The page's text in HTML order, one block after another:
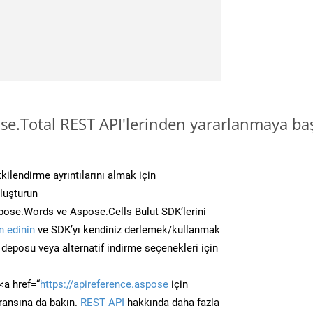
REST API'lerinden yararlanmaya
ayrıntılarını almak için
ve Aspose.Cells Bulut SDK’lerini
edinin ve SDK’yı kendiniz derlemek/kullanmak
deposu veya alternatif indirme seçenekleri için
href=“https://apireference.aspose için
da bakın. REST API hakkında daha fazla